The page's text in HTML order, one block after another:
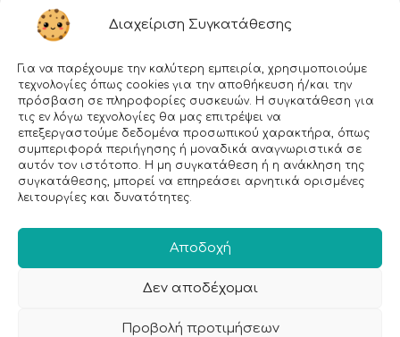
Διαχείριση Συγκατάθεσης
Για να παρέχουμε την καλύτερη εμπειρία, χρησιμοποιούμε
τεχνολογίες όπως cookies για την αποθήκευση ή/και την
πρόσβαση σε πληροφορίες συσκευών. Η συγκατάθεση για
τις εν λόγω τεχνολογίες θα μας επιτρέψει να
επεξεργαστούμε δεδομένα προσωπικού χαρακτήρα, όπως
συμπεριφορά περιήγησης ή μοναδικά αναγνωριστικά σε
αυτόν τον ιστότοπο. Η μη συγκατάθεση ή η ανάκληση της
συγκατάθεσης, μπορεί να επηρεάσει αρνητικά ορισμένες
λειτουργίες και δυνατότητες.
Αποδοχή
Δεν αποδέχομαι
Προβολή προτιμήσεων
Εγραφείτε στο Newsletter μας!
Email: